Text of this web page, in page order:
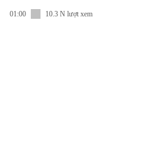
01:00 10.3 N lượt xem